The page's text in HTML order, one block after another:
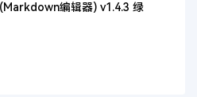
编辑器) v1.4.3 绿